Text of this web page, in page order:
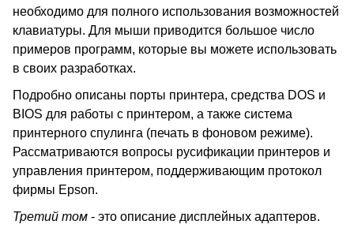
необходимо для полного использования возможностей
клавиатуры. Для мыши приводится большое число
примеров программ, которые вы можете использовать
в своих разработках.
Подробно описаны порты принтера, средства DOS и
BIOS для работы с принтером, а также система
принтерного спулинга (печать в фоновом режиме).
Рассматриваются вопросы русификации принтеров и
управления принтером, поддерживающим протокол
фирмы Epson.
Третий том - это описание дисплейных адаптеров.